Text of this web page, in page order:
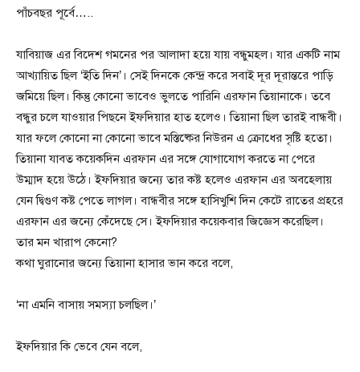
পাঁচবছর পূর্বে…..
যাবিয়াজ এর বিদেশ গমনের পর আলাদা হয়ে যায় বন্ধুমহল। যার একটি নাম
আখ্যায়িত ছিল ‘ইতি দিন’। সেই দিনকে কেন্দ্র করে সবাই দূর দূরান্তরে পাড়ি
জমিয়ে ছিল। কিন্তু কোনো ভাবেও ভুলতে পারিনি এরফান তিয়ানাকে। তবে
বন্ধুর চলে যাওয়ার পিছনে ইফদিয়ার হাত হলেও। তিয়ানা ছিল তারই বান্ধবী।
যার ফলে কোনো না কোনো ভাবে মস্তিষ্কের নিউরন এ ক্রোধের সৃষ্টি হতো।
তিয়ানা যাবত কয়েকদিন এরফান এর সঙ্গে যোগাযোগ করতে না পেরে
উম্মাদ হয়ে উঠে। ইফদিয়ার জন্যে তার কষ্ট হলেও এরফান এর অবহেলায়
যেন দ্বিগুণ কষ্ট পেতে লাগল। বান্ধবীর সঙ্গে হাসিখুশি দিন কেটে রাতের প্রহরে
এরফান এর জন্যে কেঁদেছে সে। ইফদিয়ার কয়েকবার জিজ্ঞেস করেছিল।
তার মন খারাপ কেনো?
কথা ঘুরানোর জন্যে তিয়ানা হাসার ভান করে বলে,
‘না এমনি বাসায় সমস্যা চলছিল।’
ইফদিয়ার কি ভেবে যেন বলে,